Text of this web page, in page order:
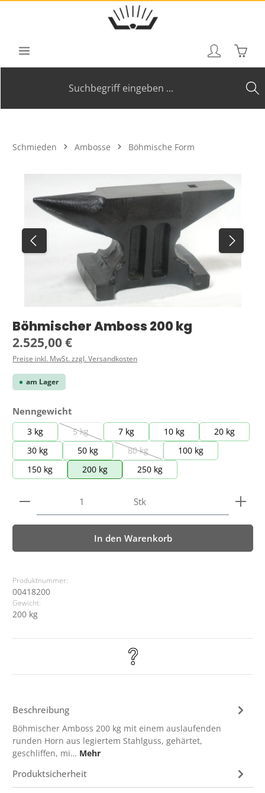
Zum Hauptinhalt springen
Schmieden Ambosse Böhmische Form
Böhmischer Amboss 200 kg
Regulärer Preis:
2.525,00 €
Preise inkl. MwSt. zzgl. Versandkosten
am Lager
Nenngewicht
3 kg 5 kg
(Diese Option ist zurzeit nicht verfügbar.)
7 kg 10 kg
20 kg
30 kg
50 kg 80 kg
(Diese Option ist zurzeit nicht
100 kg
150 kg
200 kg 250 kg
Produkt Anzahl: Gib den gewünschten Wert ein
Stk
In den Warenkorb
Produktnummer:
00418200
Gewicht:
200 kg
Beschreibung
Böhmischer Amboss 200 kg mit einem auslaufenden
runden Horn aus legiertem Stahlguss, gehärtet,
geschliffen, mi… Mehr
Produktsicherheit